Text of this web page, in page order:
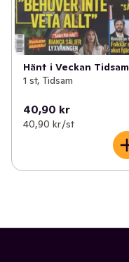
Hänt i Veckan Tidsam
1 st, Tidsam
40,90 kr
40,90 kr /st